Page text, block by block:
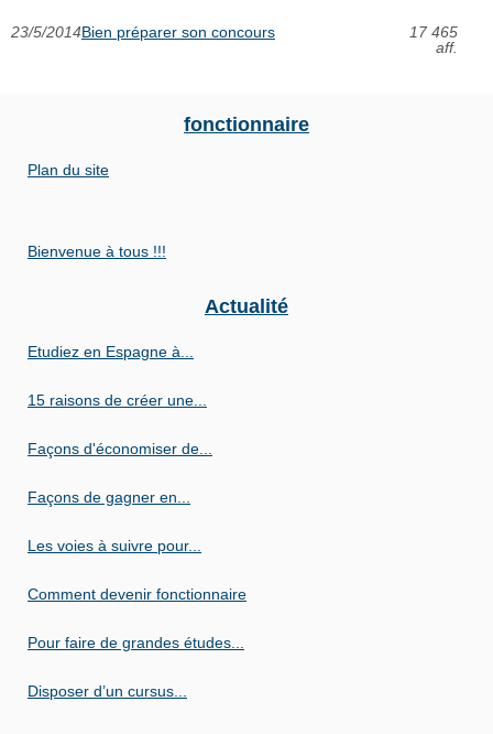
23/5/2014Bien préparer son concours
17 465
aff.
fonctionnaire
Plan du site
Bienvenue à tous !!!
Actualité
Etudiez en Espagne à...
15 raisons de créer une...
Façons d'économiser de...
Façons de gagner en...
Les voies à suivre pour...
Comment devenir fonctionnaire
Pour faire de grandes études...
Disposer d’un cursus...